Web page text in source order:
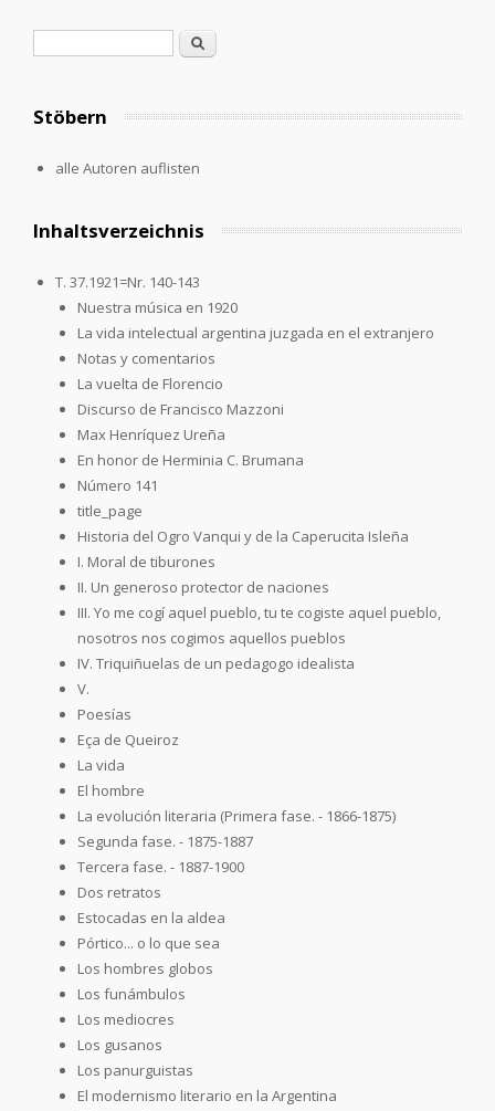
Search
Stöbern
alle Autoren auflisten
Inhaltsverzeichnis
T. 37.1921=Nr. 140-143
Nuestra música en 1920
La vida intelectual argentina juzgada en el extranjero
Notas y comentarios
La vuelta de Florencio
Discurso de Francisco Mazzoni
Max Henríquez Ureña
En honor de Herminia C. Brumana
Número 141
title_page
Historia del Ogro Vanqui y de la Caperucita Isleña
I. Moral de tiburones
II. Un generoso protector de naciones
III. Yo me cogí aquel pueblo, tu te cogiste aquel pueblo,
nosotros nos cogimos aquellos pueblos
IV. Triquiñuelas de un pedagogo idealista
V.
Poesías
Eça de Queiroz
La vida
El hombre
La evolución literaria (Primera fase. - 1866-1875)
Segunda fase. - 1875-1887
Tercera fase. - 1887-1900
Dos retratos
Estocadas en la aldea
Pórtico... o lo que sea
Los hombres globos
Los funámbulos
Los mediocres
Los gusanos
Los panurguistas
El modernismo literario en la Argentina